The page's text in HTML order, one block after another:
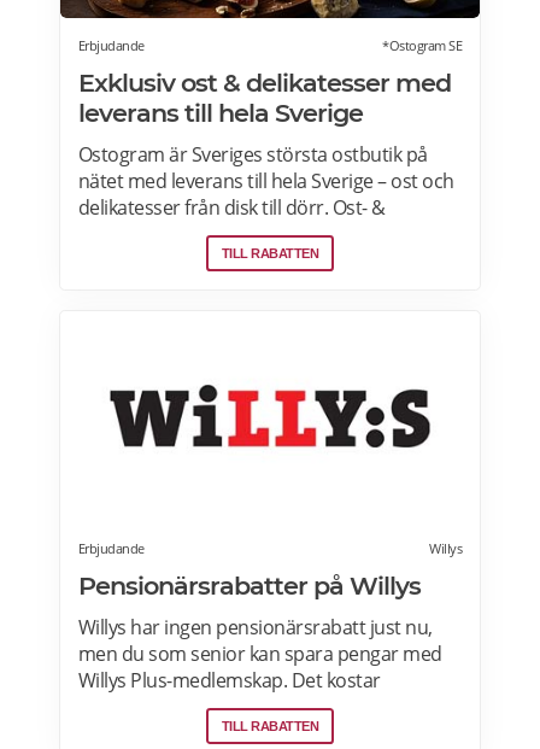
Erbjudande *Ostogram SE
Exklusiv ost & delikatesser med
leverans till hela Sverige
Ostogram är Sveriges största ostbutik på
nätet med leverans till hela Sverige – ost och
delikatesser från disk till dörr. Ost- &
charkprodukter. Färdiga presentlådor.
Ostbrickor. Ostogram skickar alla paket med
TILL RABATTEN
Erbjudande Willys
Pensionärsrabatter på Willys
Willys har ingen pensionärsrabatt just nu,
men du som senior kan spara pengar med
Willys Plus-medlemskap. Det kostar
ingenting att bli Willys Plus-kund. Med Willys
Plus får du fler och bättre erbjudanden med
TILL RABATTEN